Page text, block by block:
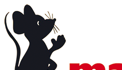
to
main
content